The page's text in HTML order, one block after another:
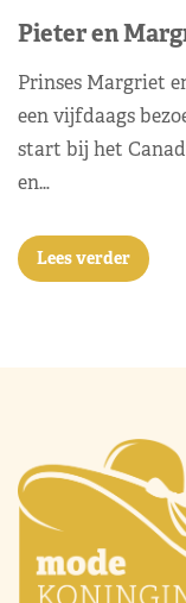
Pieter en
Prinses Margriet
een vijfdaags
start bij het
en…
Lees verder